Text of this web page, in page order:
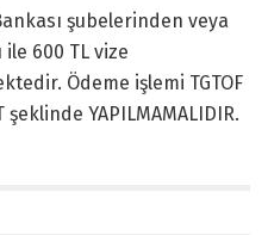
şubelerinden veya
ile 600 TL vize
Ödeme işlemi TGTOF
YAPILMAMALIDIR.